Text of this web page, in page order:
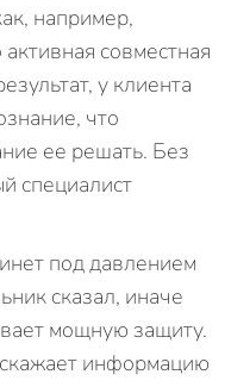
например,
совместная
у клиента
что
ее решать. Без
специалист
под давлением
сказал, иначе
мощную защиту.
информацию